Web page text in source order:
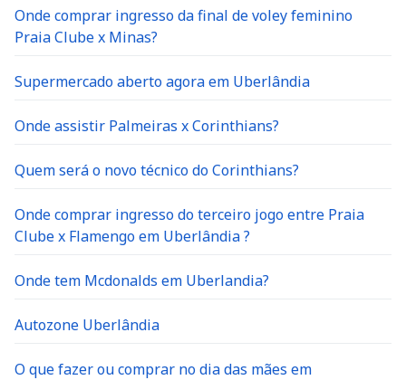
Onde comprar ingresso da final de voley feminino
Praia Clube x Minas?
Supermercado aberto agora em Uberlândia
Onde assistir Palmeiras x Corinthians?
Quem será o novo técnico do Corinthians?
Onde comprar ingresso do terceiro jogo entre Praia
Clube x Flamengo em Uberlândia ?
Onde tem Mcdonalds em Uberlandia?
Autozone Uberlândia
O que fazer ou comprar no dia das mães em